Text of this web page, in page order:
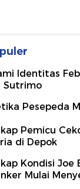
Identitas
Sutrimo
Pesepeda
Pemicu
di Depok
Kondisi Joe
Mulai